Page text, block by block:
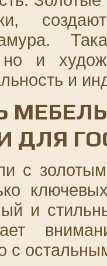
и
и
ДЛЯ
с
и
с